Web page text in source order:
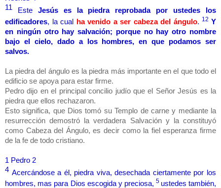
11
Este Jesús es la piedra reprobada por ustedes los
edificadores, la cual ha venido a ser cabeza del ángulo. 12Y
en ningún otro hay salvación; porque no hay otro nombre
bajo el cielo, dado a los hombres, en que podamos ser
salvos.
La piedra del ángulo es la piedra más importante en el que todo el
edificio se apoya para estar firme.
Pedro dijo en el principal concilio judío que el Señor Jesús es la
piedra que ellos rechazaron.
Esto significa, que Dios tomó su Templo de carne y mediante la
resurrección demostró la verdadera Salvación y la constituyó
como Cabeza del Ángulo, es decir como la fiel esperanza firme
de la fe de todo cristiano.
1 Pedro 2
4 Acercándose a él, piedra viva, desechada ciertamente por los
hombres, mas para Dios escogida y preciosa, 5 ustedes también,